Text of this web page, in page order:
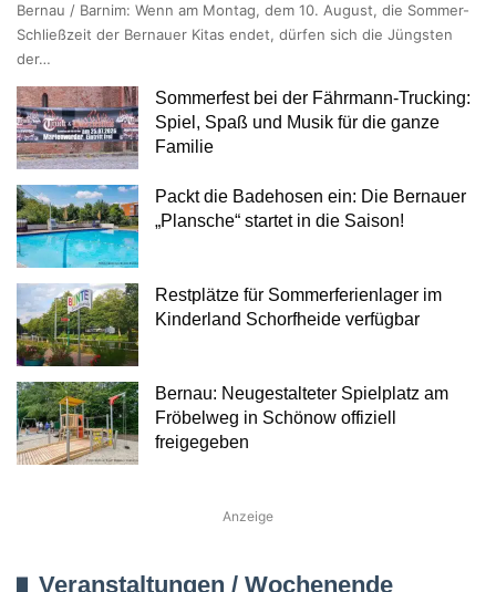
Bernau / Barnim: Wenn am Montag, dem 10. August, die Sommer-
Schließzeit der Bernauer Kitas endet, dürfen sich die Jüngsten
der…
Sommerfest bei der Fährmann-Trucking:
Spiel, Spaß und Musik für die ganze
Familie
Packt die Badehosen ein: Die Bernauer
„Plansche“ startet in die Saison!
Restplätze für Sommerferienlager im
Kinderland Schorfheide verfügbar
Bernau: Neugestalteter Spielplatz am
Fröbelweg in Schönow offiziell
freigegeben
Anzeige
Veranstaltungen / Wochenende